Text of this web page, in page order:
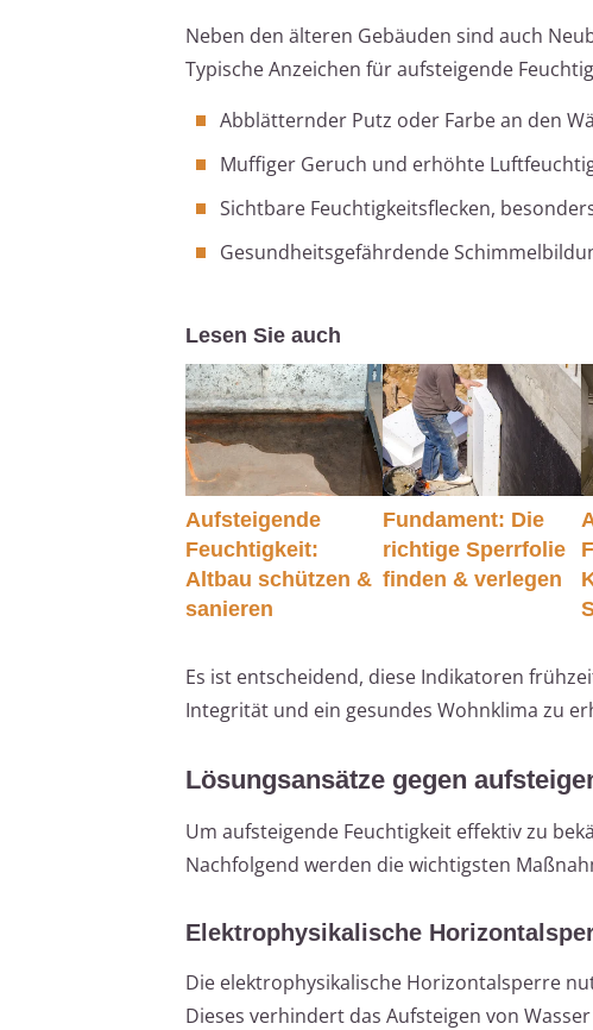
Neben den älteren Gebäuden sind auch
Typische Anzeichen für aufsteigende
Abblätternder Putz oder Farbe an den
Muffiger Geruch und erhöhte
Sichtbare Feuchtigkeitsflecken,
Gesundheitsgefährdende
Lesen Sie auch
Aufsteigende
Feuchtigkeit:
Altbau schützen &
sanieren
Fundament: Die
richtige Sperrfolie
finden & verlegen
Es ist entscheidend, diese Indikatoren
Integrität und ein gesundes Wohnklima zu
Lösungsansätze gegen
Um aufsteigende Feuchtigkeit effektiv zu
Nachfolgend werden die wichtigsten
Elektrophysikalische
Die elektrophysikalische Horizontalsperre
Dieses verhindert das Aufsteigen von